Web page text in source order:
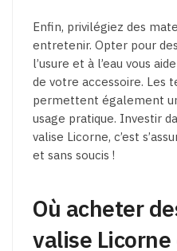
Enfin, privilégiez des
entretenir. Opter pour
l’usure et à l’eau vous
de votre accessoire. Les
permettent également
usage pratique. Investir
valise Licorne, c’est
et sans soucis !
Où acheter
valise Licorne